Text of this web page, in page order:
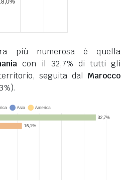
più numerosa è quella
con il 32,7% di tutti gli
seguita dal Marocco